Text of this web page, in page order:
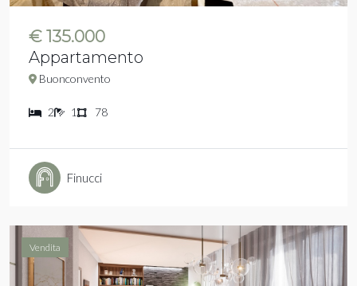
€ 135.000
Appartamento
Buonconvento
2 1 78
Finucci
Vendita